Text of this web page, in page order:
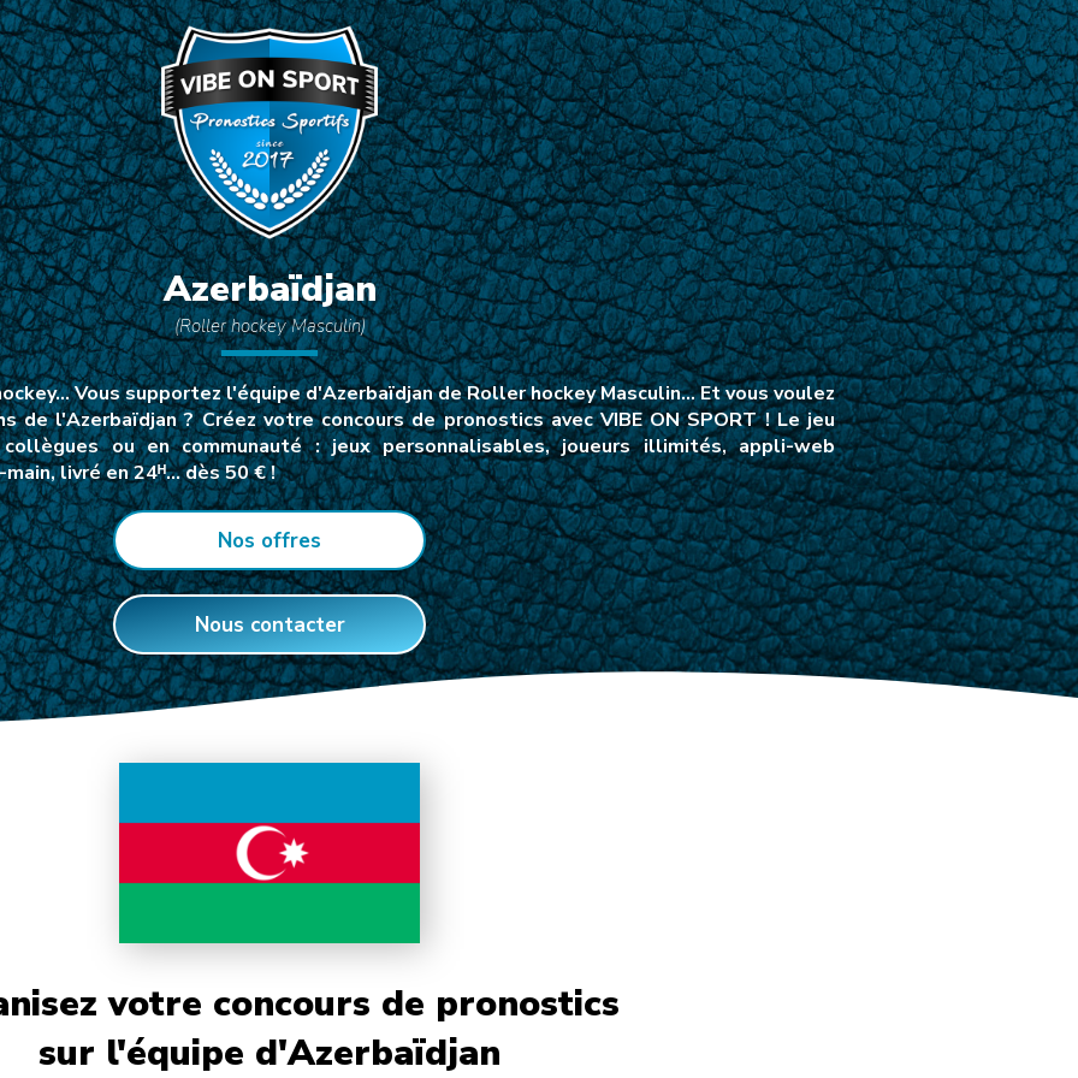
Azerbaïdjan
(Roller hockey Masculin)
Vous supportez l'équipe d'Azerbaïdjan de Roller hockey Masculin… Et vous voulez
de l'Azerbaïdjan ? Créez votre concours de pronostics avec VIBE ON SPORT ! Le jeu
ou en communauté : jeux personnalisables, joueurs illimités, appli-web
livré en 24ᴴ… dès 50 € !
Nos offres
Nous contacter
votre concours de pronostics
sur l'équipe d'Azerbaïdjan